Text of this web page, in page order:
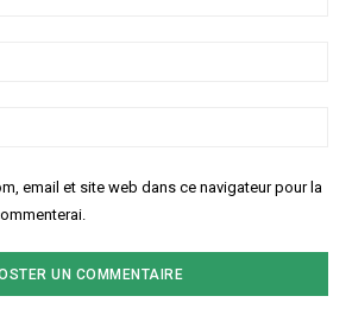
email et site web dans ce navigateur pour la